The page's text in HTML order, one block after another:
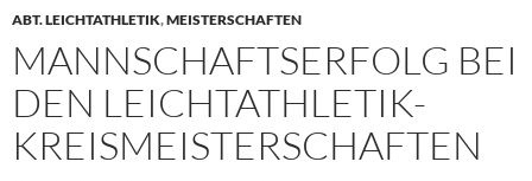
ABT. LEICHTATHLETIK,MEISTERSCHAFTEN
MANNSCHAFTSERFOLG BEI
DEN LEICHTATHLETIK-
KREISMEISTERSCHAFTEN